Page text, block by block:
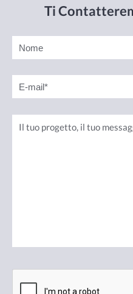
Ti